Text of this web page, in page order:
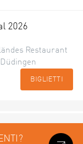
2026
Restaurant
BIGLIETTI